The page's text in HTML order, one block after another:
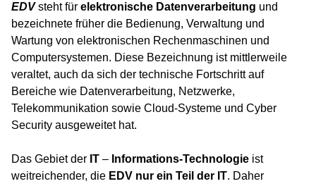
EDV steht für elektronische Datenverarbeitung und
bezeichnete früher die Bedienung, Verwaltung und
Wartung von elektronischen Rechenmaschinen und
Computersystemen. Diese Bezeichnung ist mittlerweile
veraltet, auch da sich der technische Fortschritt auf
Bereiche wie Datenverarbeitung, Netzwerke,
Telekommunikation sowie Cloud-Systeme und Cyber
Security ausgeweitet hat.
Das Gebiet der IT – Informations-Technologie ist
weitreichender, die EDV nur ein Teil der IT. Daher